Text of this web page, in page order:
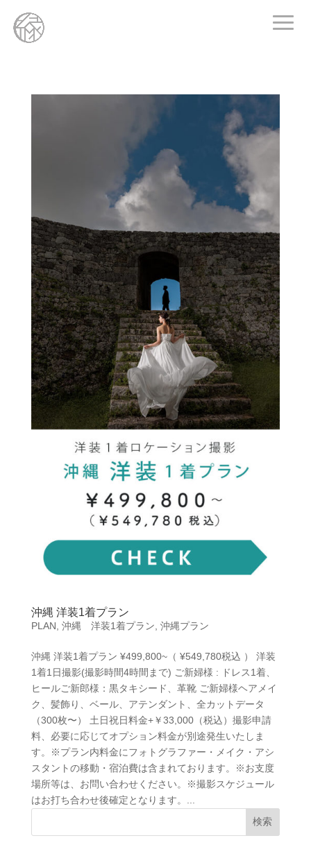
沖縄 洋装1着プラン
PLAN 沖縄 洋装1着プラン 沖縄プラン
沖縄 洋装1着プラン ¥499,800~（ ¥549,780税込 ） 洋装
1着1日撮影(撮影時間4時間まで) ご新婦様 : ドレス1着、
ヒールご新郎様：黒タキシード、革靴 ご新婦様ヘアメイ
ク、髪飾り、ベール、アテンダント、全カットデータ
（300枚〜） 土日祝日料金+￥33,000（税込）撮影申請
料、必要に応じてオプション料金が別途発生いたしま
す。※プラン内料金にフォトグラファー・メイク・アシ
スタントの移動・宿泊費は含まれております。※お支度
場所等は、お問い合わせください。※撮影スケジュール
はお打ち合わせ後確定となります。...
検索